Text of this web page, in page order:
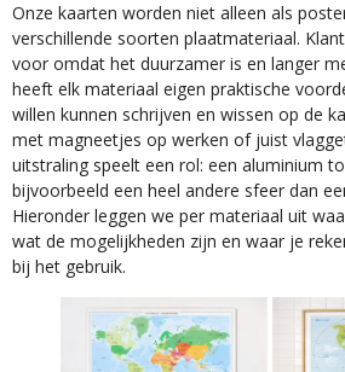
Onze kaarten worden niet alleen als
verschillende soorten plaatmateriaal.
voor omdat het duurzamer is en langer
heeft elk materiaal eigen praktische
willen kunnen schrijven en wissen op de
met magneetjes op werken of juist
uitstraling speelt een rol: een aluminium
bijvoorbeeld een heel andere sfeer dan
Hieronder leggen we per materiaal uit
wat de mogelijkheden zijn en waar je
bij het gebruik.